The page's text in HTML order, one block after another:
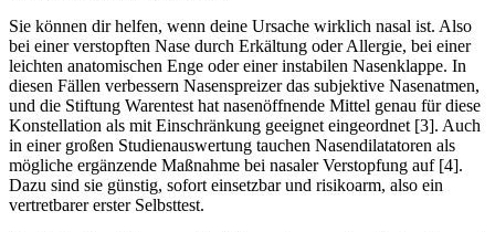
Sie können dir helfen, wenn deine Ursache wirklich nasal ist. Also
bei einer verstopften Nase durch Erkältung oder Allergie, bei einer
leichten anatomischen Enge oder einer instabilen Nasenklappe. In
diesen Fällen verbessern Nasenspreizer das subjektive Nasenatmen,
und die Stiftung Warentest hat nasenöffnende Mittel genau für diese
Konstellation als mit Einschränkung geeignet eingeordnet [3]. Auch
in einer großen Studienauswertung tauchen Nasendilatatoren als
mögliche ergänzende Maßnahme bei nasaler Verstopfung auf [4].
Dazu sind sie günstig, sofort einsetzbar und risikoarm, also ein
vertretbarer erster Selbsttest.